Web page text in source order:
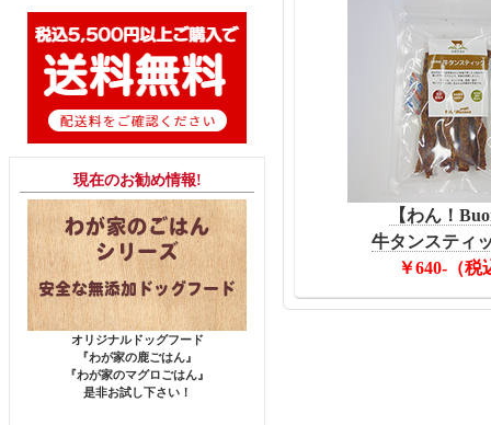
【わん！
牛タンスティ
￥640-（税
現在のお勧め情報!
オリジナルドッグフード
『わが家の鹿ごはん』
『わが家のマグロごはん』
是非お試し下さい！